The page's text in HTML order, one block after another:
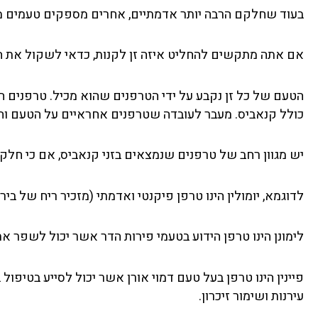
בעוד שחלקם הרבה יותר אדמתיים, אחרים מספקים טעמים
אם אתה מתקשים להחליט איזה זן לקנות, כדאי לשקול
הטעם של כל זן נקבע על ידי הטרפנים שהוא מכיל.
כולל קנאביס. מעבר לעובדה שטרפנים אחראיים על הטעם
יש מגוון רחב של טרפנים שנמצאים בזני קנאביס, אם כי
לדוגמא, יומולין הינו טרפן פיקנטי ואדמתי (מזכיר ריח של
לימונן הינו טרפן הידוע בטעמי פירות הדר אשר יכול
פיינין הינו טרפן בעל טעם דמוי אורן אשר יכול לסייע
עירנות ושימור זיכרון.